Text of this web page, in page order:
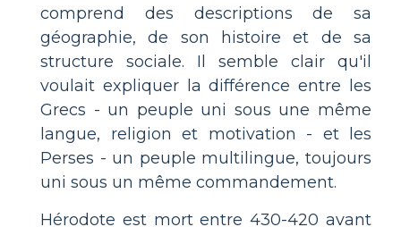
comprend des descriptions de sa
géographie, de son histoire et de sa
structure sociale. Il semble clair qu'il
voulait expliquer la différence entre les
Grecs - un peuple uni sous une même
langue, religion et motivation - et les
Perses - un peuple multilingue, toujours
uni sous un même commandement.
Hérodote est mort entre 430-420 avant